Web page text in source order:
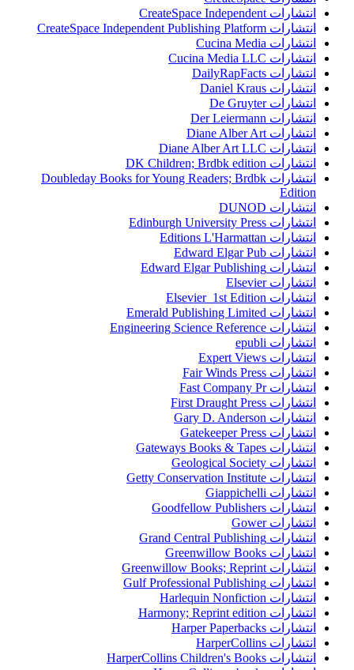
انتشارات CreateSpace Independent
انتشارات CreateSpace Independent Publishing Platform
انتشارات Cucina Media
انتشارات Cucina Media LLC
انتشارات DailyRapFacts
انتشارات Daniel Kraus
انتشارات De Gruyter
انتشارات Der Leiermann
انتشارات Diane Alber Art
انتشارات Diane Alber Art LLC
انتشارات DK Children; Brdbk edition
انتشارات Doubleday Books for Young Readers; Brdbk
Edition
انتشارات DUNOD
انتشارات Edinburgh University Press
انتشارات Editions L'Harmattan
انتشارات Edward Elgar Pub
انتشارات Edward Elgar Publishing
انتشارات Elsevier
انتشارات Elsevier 1st Edition
انتشارات Emerald Publishing Limited
انتشارات Engineering Science Reference
انتشارات epubli
انتشارات Expert Views
انتشارات Fair Winds Press
انتشارات Fast Company Pr
انتشارات First Draught Press
انتشارات Gary D. Anderson
انتشارات Gatekeeper Press
انتشارات Gateways Books & Tapes
انتشارات Geological Society
انتشارات Getty Conservation Institute
انتشارات Giappichelli
انتشارات Goodfellow Publishers
انتشارات Gower
انتشارات Grand Central Publishing
انتشارات Greenwillow Books
انتشارات Greenwillow Books; Reprint
انتشارات Gulf Professional Publishing
انتشارات Harlequin Nonfiction
انتشارات Harmony; Reprint edition
انتشارات Harper Paperbacks
انتشارات HarperCollins
انتشارات HarperCollins Children's Books